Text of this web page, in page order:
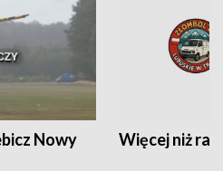
Nowy
Więcej niż rajd